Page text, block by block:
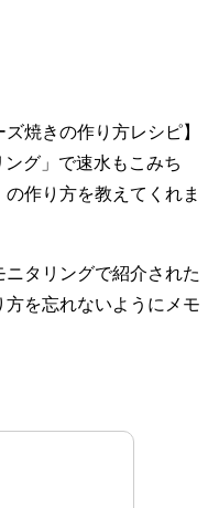
焼きの作り方レシピ】
ング」で速水もこみち
作り方を教えてくれま
タリングで紹介された
方を忘れないようにメモ